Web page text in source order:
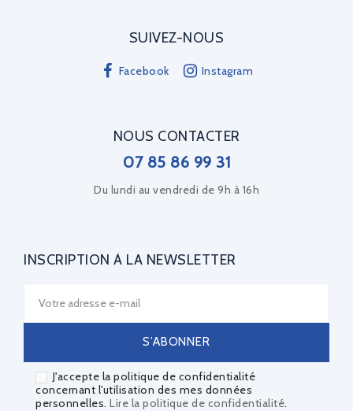
SUIVEZ-NOUS
Facebook Instagram
NOUS CONTACTER
07 85 86 99 31
Du lundi au vendredi de 9h à 16h
INSCRIPTION À LA NEWSLETTER
J'accepte la politique de confidentialité
concernant l'utilisation des mes données
personnelles. Lire la politique de confidentialité.